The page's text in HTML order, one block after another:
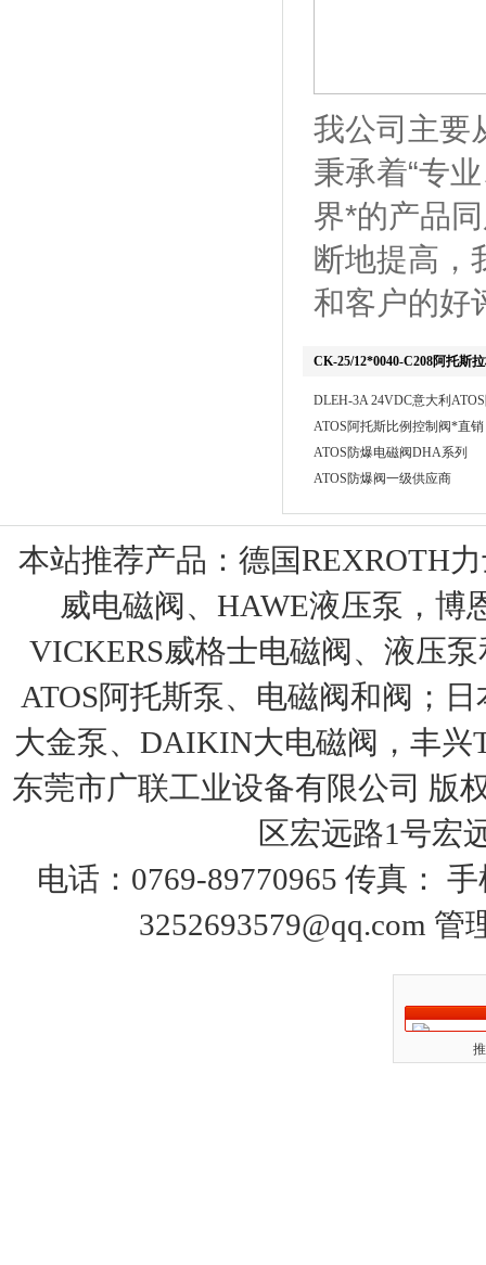
我公司主要
秉承着“专
界*的产品
断地提高，
和客户的好
CK-25/12*0040-C208阿托斯
DLEH-3A 24VDC意大利
ATOS阿托斯比例控制阀*直
ATOS防爆电磁阀DHA系列
ATOS防爆阀一级供应商
本站推荐产品： 德国REXROTH
威电磁阀、HAWE液压泵，博
VICKERS威格士电磁阀、液压
ATOS阿托斯泵、电磁阀和阀；
大金泵、DAIKIN大电磁阀，丰
东莞市广联工业设备有限公司 版
区宏远路1号宏
电话：0769-89770965 传真：
3252693579@qq.com 管